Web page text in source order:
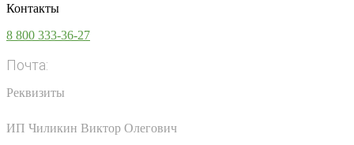
Контакты
8 800 333-36-27
Почта:
Реквизиты
ИП Чиликин Виктор Олегович